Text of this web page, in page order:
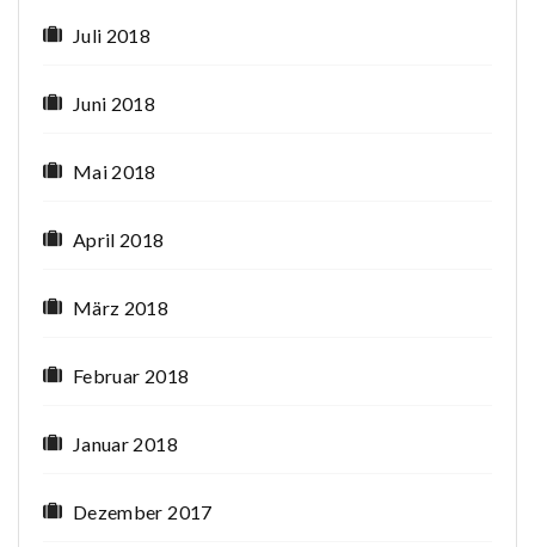
Juli 2018
Juni 2018
Mai 2018
April 2018
März 2018
Februar 2018
Januar 2018
Dezember 2017